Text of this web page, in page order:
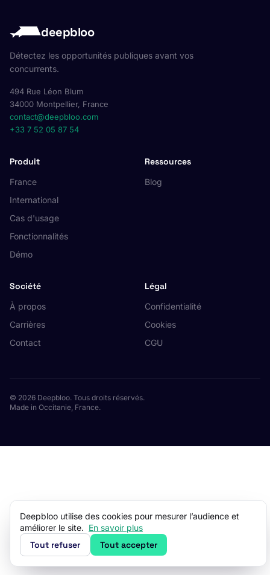
deepbloo
Détectez les opportunités publiques avant vos
concurrents.
494 Rue Léon Blum
34000 Montpellier, France
contact@deepbloo.com
+33 7 52 05 87 54
Produit
France
International
Cas d'usage
Fonctionnalités
Démo
Ressources
Blog
Société
À propos
Carrières
Contact
Légal
Confidentialité
Cookies
CGU
© 2026 Deepbloo. Tous droits réservés.
Made in Occitanie, France.
Deepbloo utilise des cookies pour mesurer l’audience et
améliorer le site. En savoir plus
Tout refuser Tout accepter